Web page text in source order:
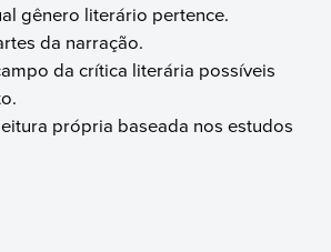
gênero literário pertence.
da narração.
da crítica literária possíveis
própria baseada nos estudos